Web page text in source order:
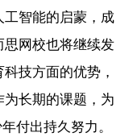
智能的启蒙，成
思网校也将继续发
技方面的优势，
长期的课题，为
付出持久努力。